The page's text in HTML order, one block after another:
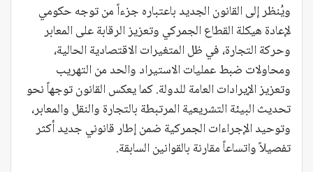
ويُنظر إلى القانون الجديد باعتباره جزءاً من توجه حكومي
لإعادة هيكلة القطاع الجمركي وتعزيز الرقابة على المعابر
وحركة التجارة، في ظل المتغيرات الاقتصادية الحالية،
ومحاولات ضبط عمليات الاستيراد والحد من التهريب
وتعزيز الإيرادات العامة للدولة. كما يعكس القانون توجهاً نحو
تحديث البيئة التشريعية المرتبطة بالتجارة والنقل والمعابر،
وتوحيد الإجراءات الجمركية ضمن إطار قانوني جديد أكثر
تفصيلاً واتساعاً مقارنة بالقوانين السابقة.